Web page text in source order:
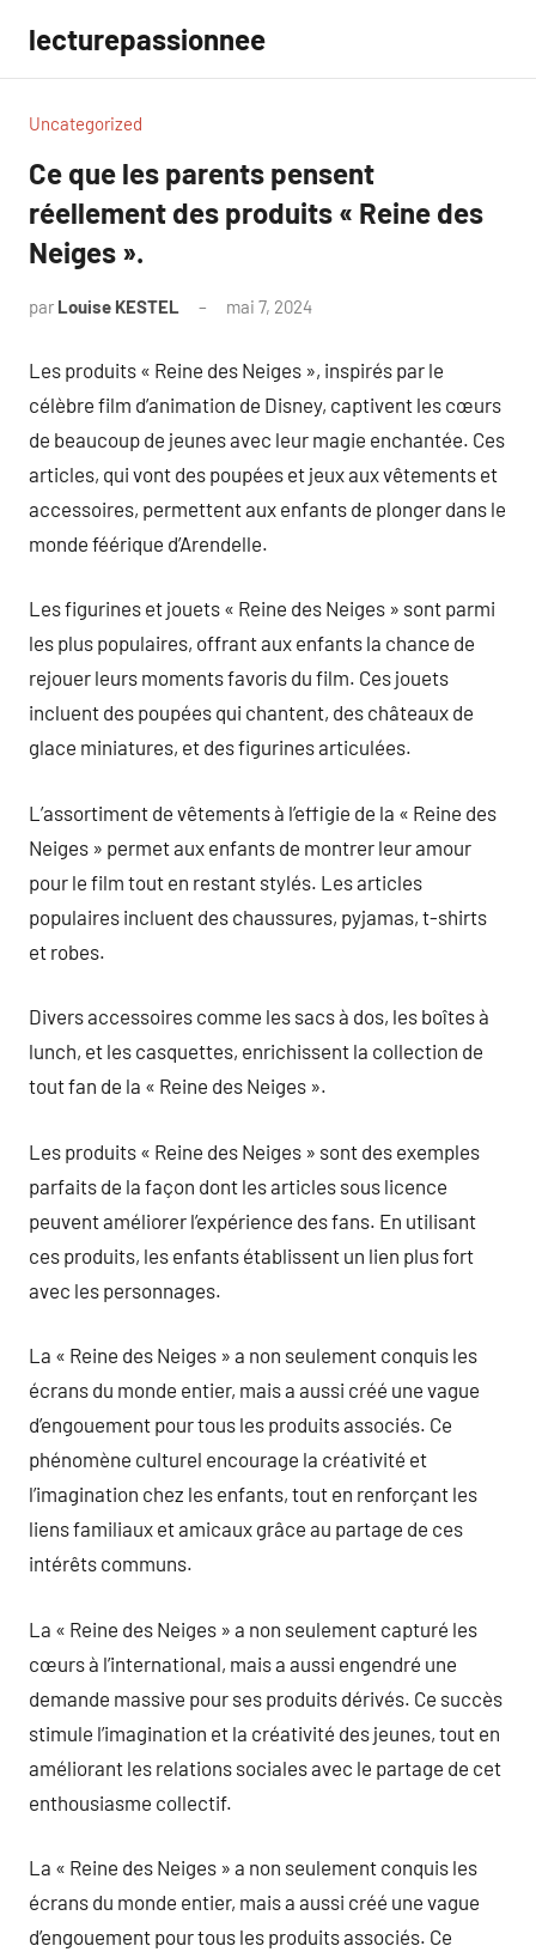
contenu
lecturepassionnee
Uncategorized
Ce que les parents pensent
réellement des produits « Reine des
Neiges ».
par Louise KESTEL mai 7, 2024
Les produits « Reine des Neiges », inspirés par le
célèbre film d’animation de Disney, captivent les cœurs
de beaucoup de jeunes avec leur magie enchantée. Ces
articles, qui vont des poupées et jeux aux vêtements et
accessoires, permettent aux enfants de plonger dans le
monde féérique d’Arendelle.
Les figurines et jouets « Reine des Neiges » sont parmi
les plus populaires, offrant aux enfants la chance de
rejouer leurs moments favoris du film. Ces jouets
incluent des poupées qui chantent, des châteaux de
glace miniatures, et des figurines articulées.
L’assortiment de vêtements à l’effigie de la « Reine des
Neiges » permet aux enfants de montrer leur amour
pour le film tout en restant stylés. Les articles
populaires incluent des chaussures, pyjamas, t-shirts
et robes.
Divers accessoires comme les sacs à dos, les boîtes à
lunch, et les casquettes, enrichissent la collection de
tout fan de la « Reine des Neiges ».
Les produits « Reine des Neiges » sont des exemples
parfaits de la façon dont les articles sous licence
peuvent améliorer l’expérience des fans. En utilisant
ces produits, les enfants établissent un lien plus fort
avec les personnages.
La « Reine des Neiges » a non seulement conquis les
écrans du monde entier, mais a aussi créé une vague
d’engouement pour tous les produits associés. Ce
phénomène culturel encourage la créativité et
l’imagination chez les enfants, tout en renforçant les
liens familiaux et amicaux grâce au partage de ces
intérêts communs.
La « Reine des Neiges » a non seulement capturé les
cœurs à l’international, mais a aussi engendré une
demande massive pour ses produits dérivés. Ce succès
stimule l’imagination et la créativité des jeunes, tout en
améliorant les relations sociales avec le partage de cet
enthousiasme collectif.
La « Reine des Neiges » a non seulement conquis les
écrans du monde entier, mais a aussi créé une vague
d’engouement pour tous les produits associés. Ce